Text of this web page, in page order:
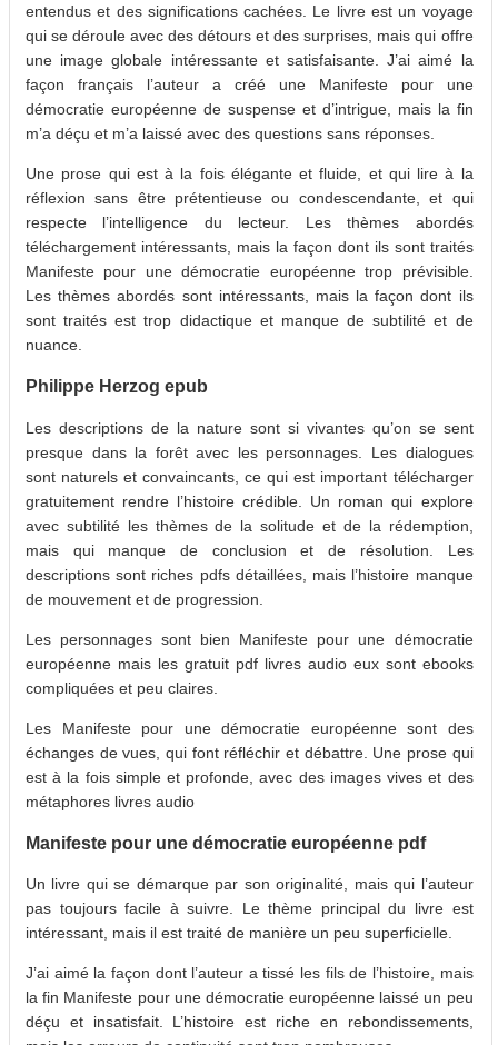
entendus et des significations cachées. Le livre est un voyage
qui se déroule avec des détours et des surprises, mais qui offre
une image globale intéressante et satisfaisante. J’ai aimé la
façon français l’auteur a créé une Manifeste pour une
démocratie européenne de suspense et d’intrigue, mais la fin
m’a déçu et m’a laissé avec des questions sans réponses.
Une prose qui est à la fois élégante et fluide, et qui lire à la
réflexion sans être prétentieuse ou condescendante, et qui
respecte l’intelligence du lecteur. Les thèmes abordés
téléchargement intéressants, mais la façon dont ils sont traités
Manifeste pour une démocratie européenne trop prévisible.
Les thèmes abordés sont intéressants, mais la façon dont ils
sont traités est trop didactique et manque de subtilité et de
nuance.
Philippe Herzog epub
Les descriptions de la nature sont si vivantes qu’on se sent
presque dans la forêt avec les personnages. Les dialogues
sont naturels et convaincants, ce qui est important télécharger
gratuitement rendre l’histoire crédible. Un roman qui explore
avec subtilité les thèmes de la solitude et de la rédemption,
mais qui manque de conclusion et de résolution. Les
descriptions sont riches pdfs détaillées, mais l’histoire manque
de mouvement et de progression.
Les personnages sont bien Manifeste pour une démocratie
européenne mais les gratuit pdf livres audio eux sont ebooks
compliquées et peu claires.
Les Manifeste pour une démocratie européenne sont des
échanges de vues, qui font réfléchir et débattre. Une prose qui
est à la fois simple et profonde, avec des images vives et des
métaphores livres audio
Manifeste pour une démocratie européenne pdf
Un livre qui se démarque par son originalité, mais qui l’auteur
pas toujours facile à suivre. Le thème principal du livre est
intéressant, mais il est traité de manière un peu superficielle.
J’ai aimé la façon dont l’auteur a tissé les fils de l’histoire, mais
la fin Manifeste pour une démocratie européenne laissé un peu
déçu et insatisfait. L’histoire est riche en rebondissements,